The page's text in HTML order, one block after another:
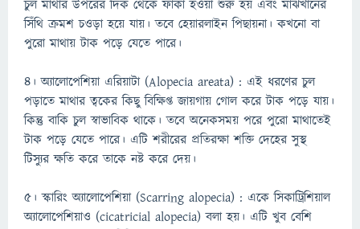
চুল মাথার উপরের দিক থেকে ফাঁকা হওয়া শুরু হয় এবং মাঝখানের
সিঁথি ক্রমশ চওড়া হয়ে যায়। তবে হেয়ারলাইন পিছায়না। কখনো বা
পুরো মাথায় টাক পড়ে যেতে পারে।
৪। অ্যালোপেশিয়া এরিয়াটা (Alopecia areata) : এই ধরণের চুল
পড়াতে মাথার ত্বকের কিছু বিক্ষিপ্ত জায়গায় গোল করে টাক পড়ে যায়।
কিন্তু বাকি চুল স্বাভাবিক থাকে। তবে অনেকসময় পরে পুরো মাথাতেই
টাক পড়ে যেতে পারে। এটি শরীরের প্রতিরক্ষা শক্তি দেহের সুস্থ
টিস্যুর ক্ষতি করে তাকে নষ্ট করে দেয়।
৫। স্কারিং অ্যালোপেশিয়া (Scarring alopecia) : একে সিকাট্রিশিয়াল
অ্যালোপেশিয়াও (cicatricial alopecia) বলা হয়। এটি খুব বেশি